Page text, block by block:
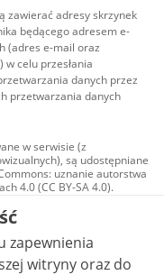
zawierać adresy skrzynek
będącego adresem e-
(adres e-mail oraz
celu przesłania
danych przez
przetwarzania danych
w serwisie (z
są udostępniane
uznanie autorstwa
4.0 (CC BY-SA 4.0).
tym zdjęcia, materiały
na licencji typu
autorstwa użycie
zależnych 4.0 (CC BY-
stwierdzone inaczej.
zapewnienia
witryny oraz do